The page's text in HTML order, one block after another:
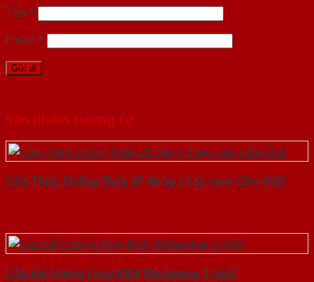
Tên *
Email *
Sản phẩm tương tự
Cửa Thép Chống Cháy 2P dung 2 tay nam Cửa-SGD
Cửa Gỗ Chống Cháy MDF Melamine 1-SGD